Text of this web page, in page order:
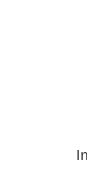
Impulsamos
europeos,